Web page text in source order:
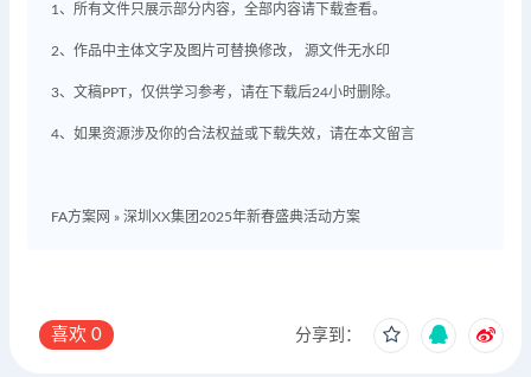
1、所有文件只展示部分内容，全部内容请下载查看。
2、作品中主体文字及图片可替换修改， 源文件无水印
3、文稿PPT，仅供学习参考，请在下载后24小时删除。
4、如果资源涉及你的合法权益或下载失效，请在本文留言
FA方案网 » 深圳XX集团2025年新春盛典活动方案
喜欢 0 分享到：